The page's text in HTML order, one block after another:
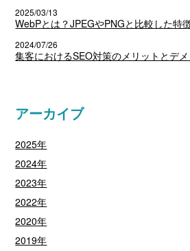
2025/03/13
WebPとは？JPEGやPNGと比較した特
2024/07/26
集客におけるSEO対策のメリットとデ
アーカイブ
2025年
2024年
2023年
2022年
2020年
2019年